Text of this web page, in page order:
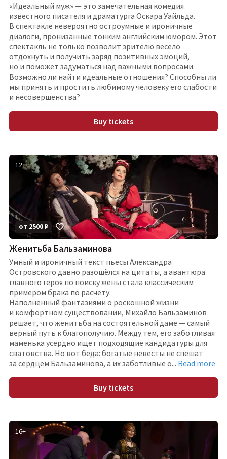
«Идеальный муж» — это замечательная комедия
известного писателя и драматурга Оскара Уайльда.
В спектакле невероятно остроумные и ироничные
диалоги, пронизанные тонким английским юмором. Этот
спектакль не только позволит зрителю весело
отдохнуть и получить заряд позитивных эмоций,
но и поможет задуматься над важными вопросами.
Возможно ли найти идеальные отношения? Способны ли
мы принять и простить любимому человеку его слабости
и несовершенства?
Buy tickets
12+
от 2500₽
Женитьба Бальзаминова
Умный и ироничный текст пьесы Александра
Островского давно разошёлся на цитаты, а авантюра
главного героя по поиску жены стала классическим
примером брака по расчету.
Наполненный фантазиями о роскошной жизни
и комфортном существовании, Михайло Бальзаминов
решает, что женитьба на состоятельной даме — самый
верный путь к благополучию. Между тем, его заботливая
маменька усердно ищет подходящие кандидатуры для
сватовства. Но вот беда: богатые невесты не спешат
за сердцем Бальзаминова, а их заботливые о... Read more
Buy tickets
16+